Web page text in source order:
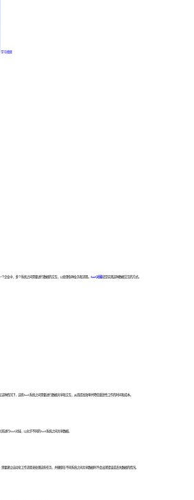
学习视频
企业中，多个系统之间需要进行数据的交互，以处理各种业务和流程。 SaaS对接就是实现这种数据交互的方式。
种情况下，这些SaaS系统之间需要进行数据共享和交互，从而提高效率并降低重复性工作的时间和成本。
进行SaaS对接，以允许不同的SaaS系统之间共享数据。
要建立自动化工作流程来处理这些任务，并确保在不同系统之间共享数据时不会出现错误或丢失数据的情况。